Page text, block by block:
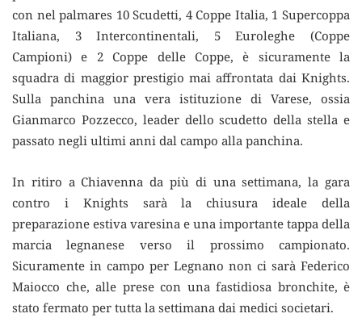
con nel palmares 10 Scudetti, 4 Coppe Italia, 1 Supercoppa
Italiana, 3 Intercontinentali, 5 Euroleghe (Coppe
Campioni) e 2 Coppe delle Coppe, è sicuramente la
squadra di maggior prestigio mai affrontata dai Knights.
Sulla panchina una vera istituzione di Varese, ossia
Gianmarco Pozzecco, leader dello scudetto della stella e
passato negli ultimi anni dal campo alla panchina.
In ritiro a Chiavenna da più di una settimana, la gara
contro i Knights sarà la chiusura ideale della
preparazione estiva varesina e una importante tappa della
marcia legnanese verso il prossimo campionato.
Sicuramente in campo per Legnano non ci sarà Federico
Maiocco che, alle prese con una fastidiosa bronchite, è
stato fermato per tutta la settimana dai medici societari.